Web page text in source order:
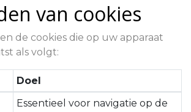
van cookies
de cookies die op uw apparaat
als volgt:
Doel
Essentieel voor navigatie op de